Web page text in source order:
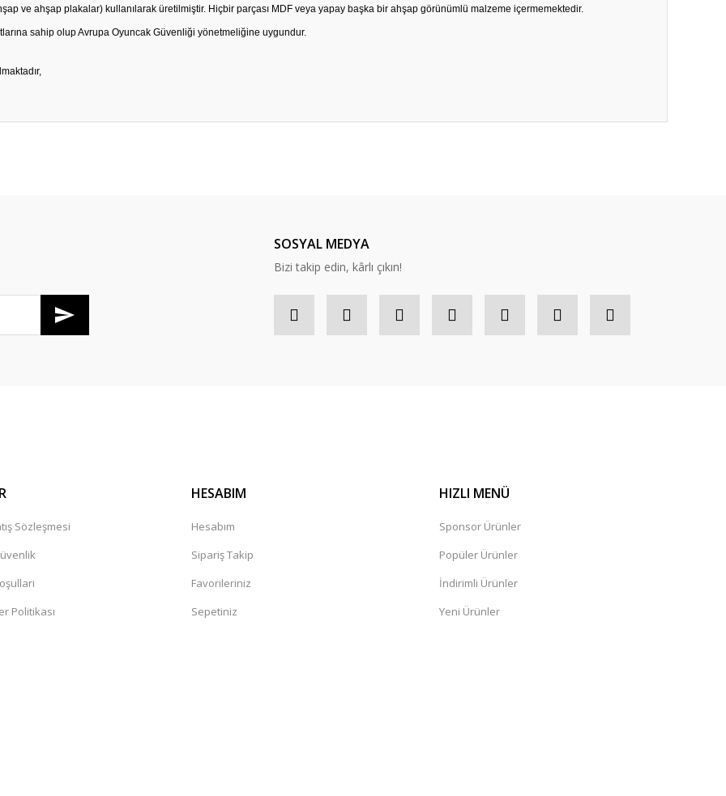
ve ahşap plakalar) kullanılarak üretilmiştir. Hiçbir parçası MDF veya yapay başka bir ahşap görünümlü malzeme içermemektedir.
sahip olup Avrupa Oyuncak Güvenliği yönetmeliğine uygundur.
SOSYAL MEDYA
Bizi takip edin, kârlı çıkın!
Sözleşmesi
Politikası
HESABIM
Hesabım
Sipariş Takip
Favorileriniz
Sepetiniz
HIZLI MENÜ
Sponsor Ürünler
Popüler Ürünler
İndirimli Ürünler
Yeni Ürünler